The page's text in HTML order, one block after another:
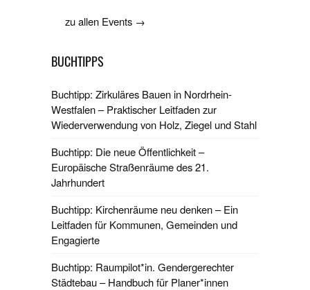
zu allen Events →
BUCHTIPPS
Buchtipp: Zirkuläres Bauen in Nordrhein-
Westfalen – Praktischer Leitfaden zur
Wiederverwendung von Holz, Ziegel und Stahl
Buchtipp: Die neue Öffentlichkeit –
Europäische Straßenräume des 21.
Jahrhundert
Buchtipp: Kirchenräume neu denken – Ein
Leitfaden für Kommunen, Gemeinden und
Engagierte
Buchtipp: Raumpilot*in. Gendergerechter
Städtebau – Handbuch für Planer*innen